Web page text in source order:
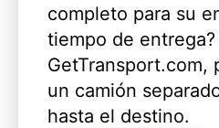
completo para su
tiempo de
GetTransport.com,
un camión
hasta el destino.